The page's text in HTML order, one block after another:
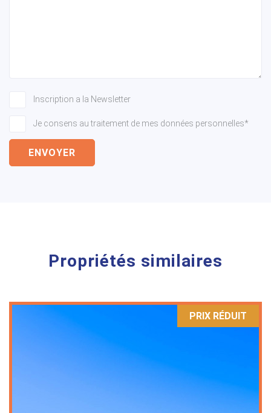
Inscription a la Newsletter
Je consens au traitement de mes données personnelles*
ENVOYER
Propriétés similaires
PRIX ​​RÉDUIT